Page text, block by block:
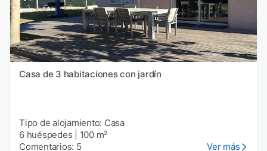
Casa de 3 habitaciones con jardín
Tipo de alojamiento: Casa
6 huéspedes
100 m²
Comentarios: 5
Ver más